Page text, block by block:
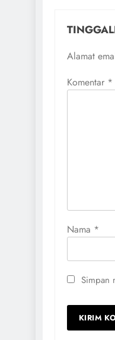
Alamat
Komentar *
Nama *
Simpan